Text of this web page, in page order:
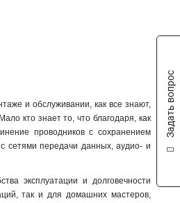
и обслуживании, как все знают,
кто знает то, что благодаря, как
проводников с сохранением
сетями передачи данных, аудио- и
эксплуатации и долговечности
так и для домашних мастеров,
Задать вопрос